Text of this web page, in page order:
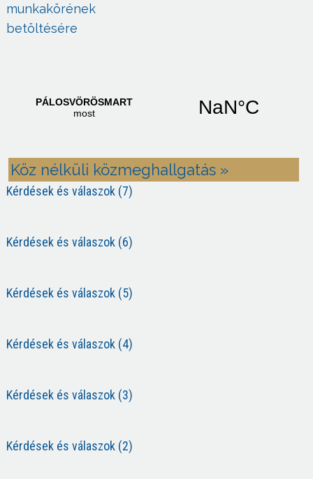
Köz nélküli közmeghallgatás »
Kérdések és válaszok (7)
Kérdések és válaszok (6)
Kérdések és válaszok (5)
Kérdések és válaszok (4)
Kérdések és válaszok (3)
Kérdések és válaszok (2)
munkakörének
betöltésére